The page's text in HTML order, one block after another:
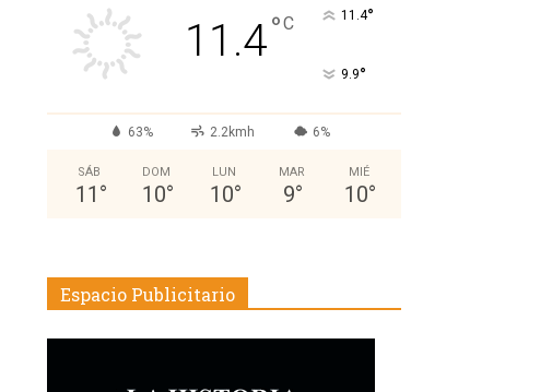
11.4°C 11.4°
9.9°
63% 2.2kmh 6%
SÁB
11 °
DOM
10°
LUN
10°
MAR
9°
MIÉ
10°
Espacio Publicitario